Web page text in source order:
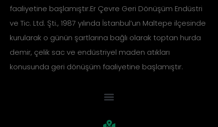
faaliyetine başlamıştır.Er Çevre Geri Dönüşüm Endüstri
ve Tic. Ltd. Şti., 1987 yılında İstanbul’un Maltepe ilçesinde
kurularak o günün şartlarına bağlı olarak toptan hurda
demir, çelik sac ve endüstriyel maden atıkları
konusunda geri dönüşüm faaliyetine başlamıştır.